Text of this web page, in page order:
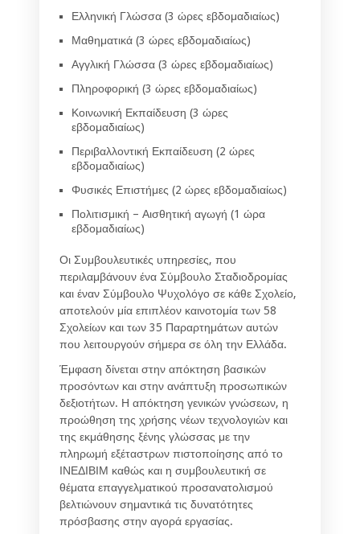
Ελληνική Γλώσσα (3 ώρες εβδομαδιαίως)
Μαθηματικά (3 ώρες εβδομαδιαίως)
Αγγλική Γλώσσα (3 ώρες εβδομαδιαίως)
Πληροφορική (3 ώρες εβδομαδιαίως)
Κοινωνική Εκπαίδευση (3 ώρες
εβδομαδιαίως)
Περιβαλλοντική Εκπαίδευση (2 ώρες
εβδομαδιαίως)
Φυσικές Επιστήμες (2 ώρες εβδομαδιαίως)
Πολιτισμική – Αισθητική αγωγή (1 ώρα
εβδομαδιαίως)
Οι Συμβουλευτικές υπηρεσίες, που
περιλαμβάνουν ένα Σύμβουλο Σταδιοδρομίας
και έναν Σύμβουλο Ψυχολόγο σε κάθε Σχολείο,
αποτελούν μία επιπλέον καινοτομία των 58
Σχολείων και των 35 Παραρτημάτων αυτών
που λειτουργούν σήμερα σε όλη την Ελλάδα.
Έμφαση δίνεται στην απόκτηση βασικών
προσόντων και στην ανάπτυξη προσωπικών
δεξιοτήτων. Η απόκτηση γενικών γνώσεων, η
προώθηση της χρήσης νέων τεχνολογιών και
της εκμάθησης ξένης γλώσσας με την
πληρωμή εξέταστρων πιστοποίησης από το
ΙΝΕΔΙΒΙΜ καθώς και η συμβουλευτική σε
θέματα επαγγελματικού προσανατολισμού
βελτιώνουν σημαντικά τις δυνατότητες
πρόσβασης στην αγορά εργασίας.